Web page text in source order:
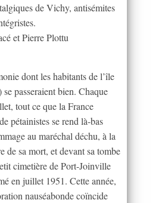
de Vichy, antisémites
et Pierre Plottu
dont les habitants de l’île
se passeraient bien. Chaque
tout ce que la France
pétainistes se rend là-bas
au maréchal déchu, à la
de sa mort, et devant sa tombe
cimetière de Port-Joinville
en juillet 1951. Cette année,
nauséabonde coïncide